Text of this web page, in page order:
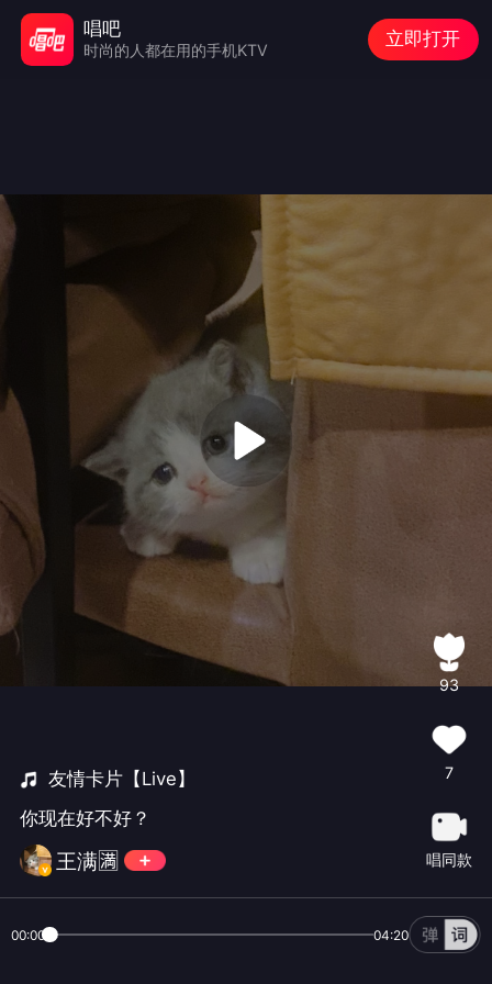
友情卡片【Live】
你现在好不好？
王满🈵️
93
7
唱同款
00:00 04:20
唱吧
时尚的人都在用的手机KTV
立即打开